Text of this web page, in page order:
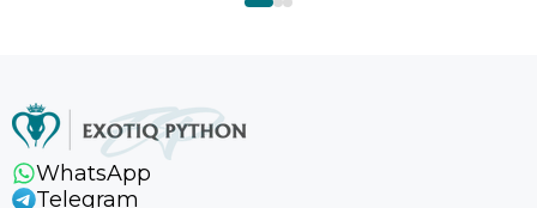
WhatsApp
Telegram